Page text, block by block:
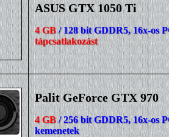
ASUS GTX 1050 Ti
4 GB/ 128 bit GDDR5, 16x-os
tápcsatlakozást
Palit GeForce GTX 970
4 GB/ 256 bit GDDR5, 16x-os
kemenetek